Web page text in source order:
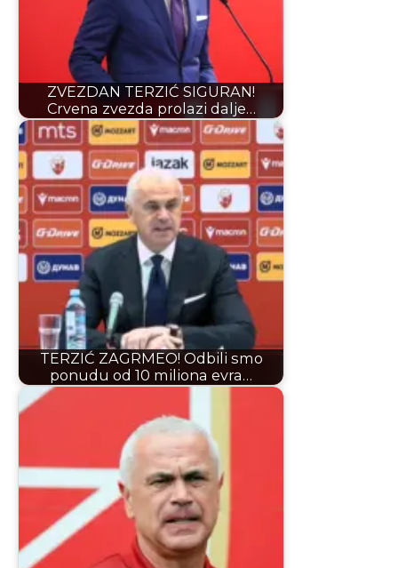
ZVEZDAN TERZIĆ SIGURAN!
Crvena zvezda prolazi dalje…
TERZIĆ ZAGRMEO! Odbili smo
ponudu od 10 miliona evra…